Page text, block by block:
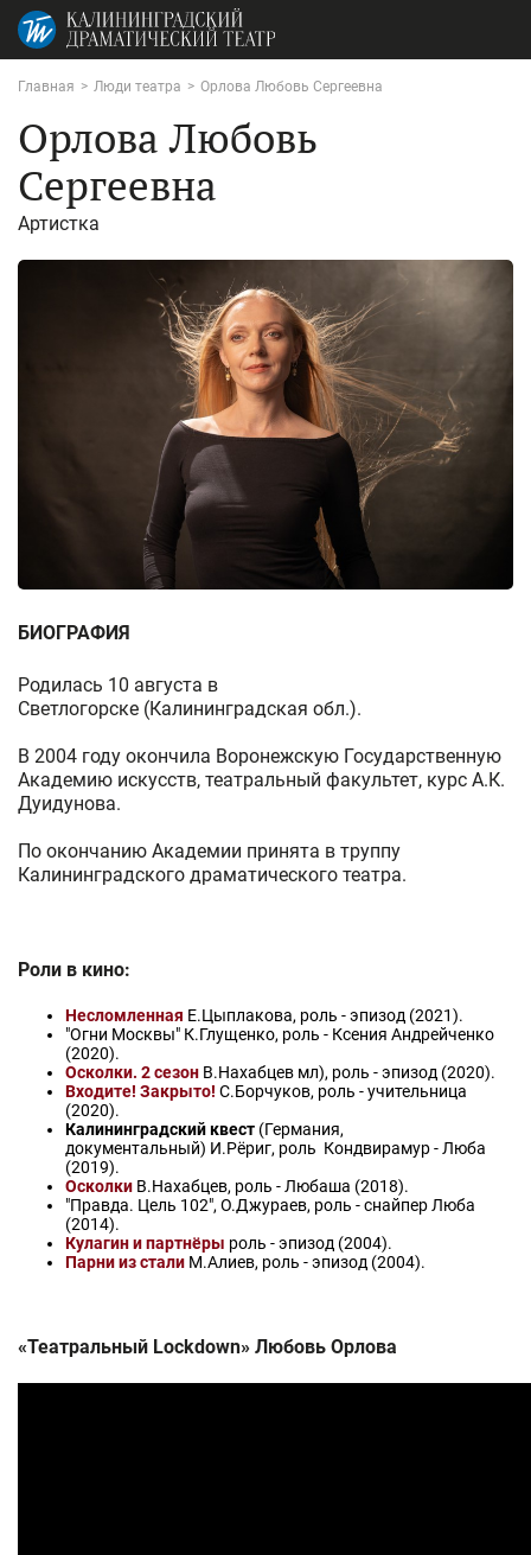
Главная > Люди театра > Орлова Любовь Сергеевна
Орлова Любовь
Сергеевна
Артистка
БИОГРАФИЯ
Родилась 10 августа в
Светлогорске (Калининградская обл.).
В 2004 году окончила Воронежскую Государственную
Академию искусств, театральный факультет, курс А.К.
Дуидунова.
По окончанию Академии принята в труппу
Калининградского драматического театра.
Роли в кино:
Несломленная Е.Цыплакова, роль - эпизод (2021).
"Огни Москвы" К.Глущенко, роль - Ксения Андрейченко
(2020).
Осколки. 2 сезон В.Нахабцев мл), роль - эпизод (2020).
Входите! Закрыто! С.Борчуков, роль - учительница
(2020).
Калининградский квест (Германия,
документальный) И.Рёриг, роль Кондвирамур - Люба
(2019).
Осколки В.Нахабцев, роль - Любаша (2018).
"Правда. Цель 102", О.Джураев, роль - снайпер Люба
(2014).
Кулагин и партнёры роль - эпизод (2004).
Парни из стали М.Алиев, роль - эпизод (2004).
«Театральный Lockdown» Любовь Орлова